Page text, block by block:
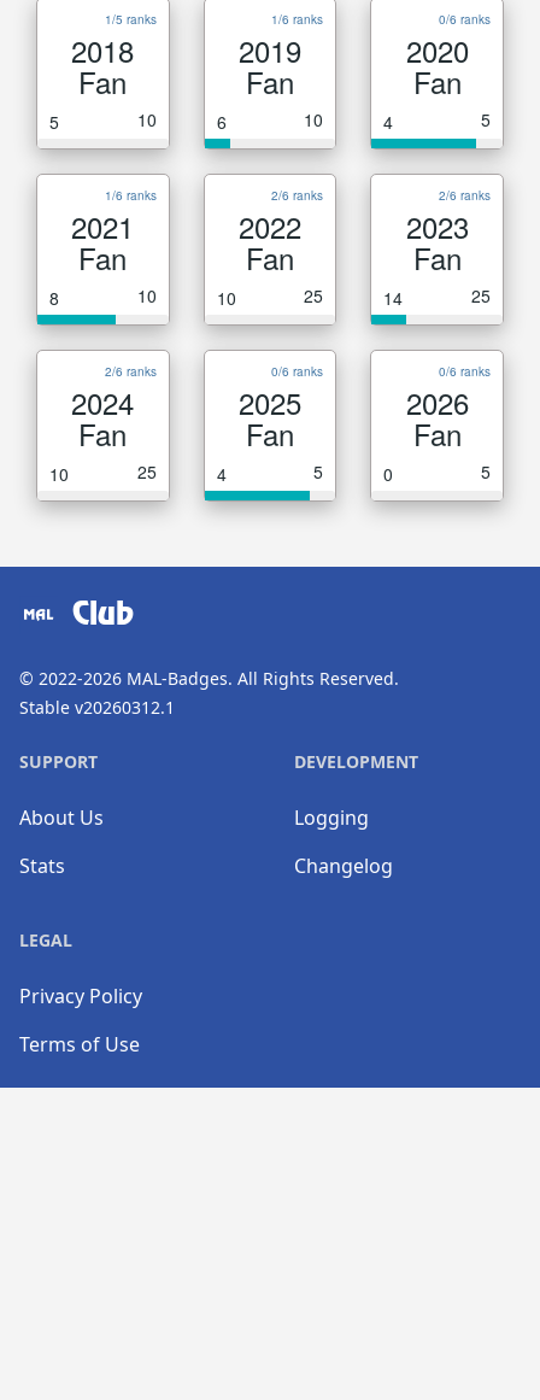
1/5 ranks
2018
Fan
5 10
1/6 ranks
2019
Fan
6 10
0/6 ranks
2020
Fan
4 5
1/6 ranks
2021
Fan
8 10
2/6 ranks
2022
Fan
10 25
2/6 ranks
2023
Fan
14 25
2/6 ranks
2024
Fan
10 25
0/6 ranks
2025
Fan
4 5
0/6 ranks
2026
Fan
0 5
Club
© 2022-2026 MAL-Badges. All Rights Reserved.
Stable v20260312.1
SUPPORT
About Us
Stats
DEVELOPMENT
Logging
Changelog
LEGAL
Privacy Policy
Terms of Use